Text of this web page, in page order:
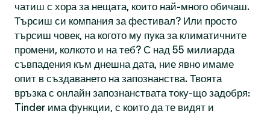
чатиш с хора за нещата, които най-много обичаш.
Търсиш си компания за фестивал? Или просто
търсиш човек, на когото му пука за климатичните
промени, колкото и на теб? С над 55 милиарда
съвпадения към днешна дата, ние явно имаме
опит в създаването на запознанства. Твоята
връзка с онлайн запознанствата току-що задобря:
Tinder има функции, с които да те видят и